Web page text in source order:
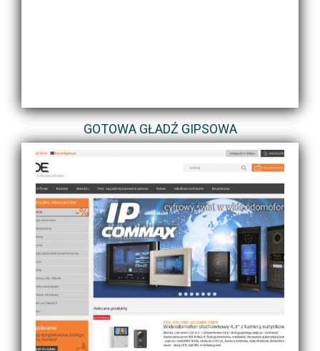
GOTOWA GŁADŹ GIPSOWA